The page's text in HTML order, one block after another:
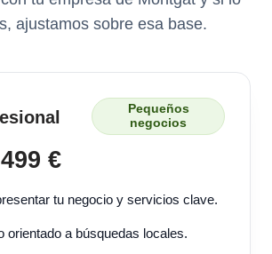
ajustamos sobre esa base.
Pequeños
negocios
€
tu negocio y servicios clave.
orientado a búsquedas locales.